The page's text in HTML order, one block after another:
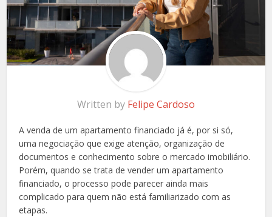
Written by Felipe Cardoso
A venda de um apartamento financiado já é, por si só,
uma negociação que exige atenção, organização de
documentos e conhecimento sobre o mercado imobiliário.
Porém, quando se trata de vender um apartamento
financiado, o processo pode parecer ainda mais
complicado para quem não está familiarizado com as
etapas.